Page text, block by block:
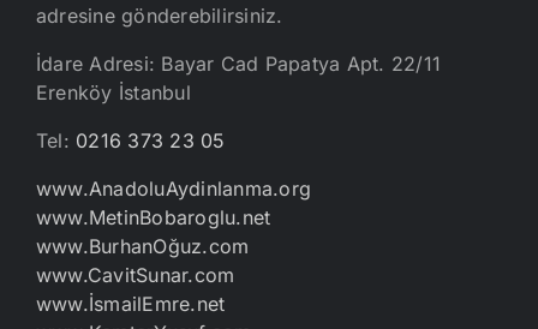
adresine gönderebilirsiniz.
İdare Adresi: Bayar Cad Papatya Apt. 22/11
Erenköy İstanbul
Tel: 0216 373 23 05
www.AnadoluAydinlanma.org
www.MetinBobaroglu.net
www.BurhanOğuz.com
www.CavitSunar.com
www.İsmailEmre.net